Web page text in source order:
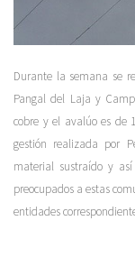
Durante la semana se
Pangal del Laja y
cobre y el avalúo es de
gestión realizada por
material sustraído y
preocupados a estas
entidades